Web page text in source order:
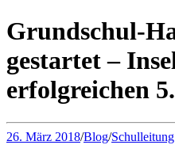
Grundschul-
gestartet –
erfolgreichen
26. März 2018/Blog/Schulleitung